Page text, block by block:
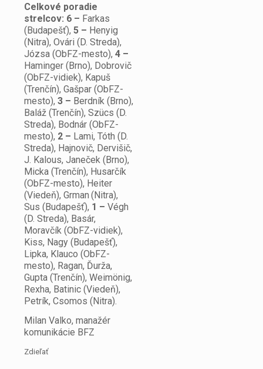
Celkové poradie
strelcov: 6 – Farkas
(Budapešť), 5 – Henyig
(Nitra), Ovári (D. Streda),
Józsa (ObFZ-mesto), 4 –
Haminger (Brno), Dobrovič
(ObFZ-vidiek), Kapuš
(Trenčín), Gašpar (ObFZ-
mesto), 3 – Berdník (Brno),
Baláž (Trenčín), Szücs (D.
Streda), Bodnár (ObFZ-
mesto), 2 – Lami, Tóth (D.
Streda), Hajnovič, Dervišič,
J. Kalous, Janeček (Brno),
Micka (Trenčín), Husarčík
(ObFZ-mesto), Heiter
(Viedeň), Grman (Nitra),
Sus (Budapešť), 1 – Végh
(D. Streda), Basár,
Moravčík (ObFZ-vidiek),
Kiss, Nagy (Budapešť),
Lipka, Klauco (ObFZ-
mesto), Ragan, Ďurža,
Gupta (Trenčín), Weimönig,
Rexha, Batinic (Viedeň),
Petrík, Csomos (Nitra).
Milan Valko, manažér
komunikácie BFZ
Zdieľať